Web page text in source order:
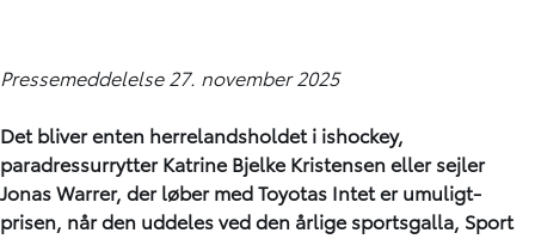
Pressemeddelelse 27. november 2025
Det bliver enten herrelandsholdet i ishockey,
paradressurrytter Katrine Bjelke Kristensen eller sejler
Jonas Warrer, der løber med Toyotas Intet er umuligt-
prisen, når den uddeles ved den årlige sportsgalla, Sport